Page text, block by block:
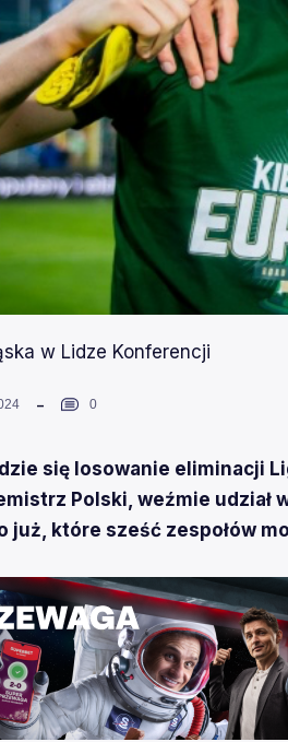
w Lidze Konferencji
0
się losowanie eliminacji
Polski, weźmie udział
już, które sześć zespołów